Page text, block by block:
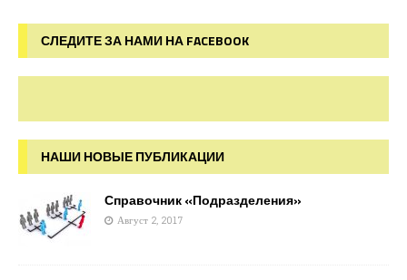
СЛЕДИТЕ ЗА НАМИ НА FACEBOOK
НАШИ НОВЫЕ ПУБЛИКАЦИИ
Справочник «Подразделения»
Август 2, 2017